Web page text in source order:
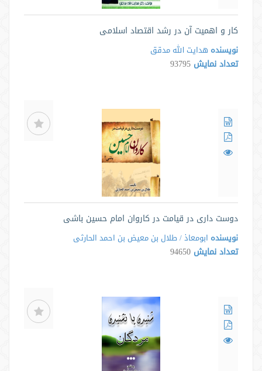
کار و اهمیت آن در رشد اقتصاد اسلامی
نویسنده هدایت الله مدقق
تعداد نمایش 93795
دوست داری در قیامت در کاروان امام حسین باشی
نویسنده ابومعاذ / طلال بن معیض بن احمد الحارثی
تعداد نمایش 94650